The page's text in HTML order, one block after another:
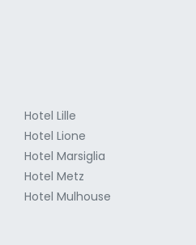
Hotel Lille
Hotel Lione
Hotel Marsiglia
Hotel Metz
Hotel Mulhouse